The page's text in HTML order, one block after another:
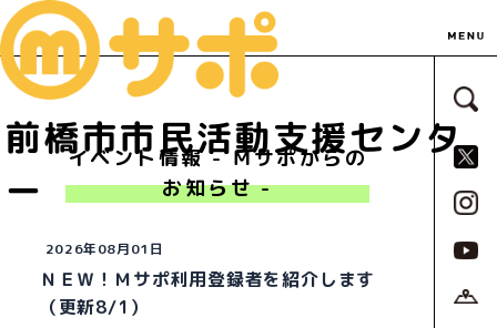
前橋市市民活動支援センタ
ー
サ
イベント情報 - Ｍサポからの
お知らせ -
2026年08月01日
ＮＥＷ！Ｍサポ利用登録者を紹介します
（更新8/1）